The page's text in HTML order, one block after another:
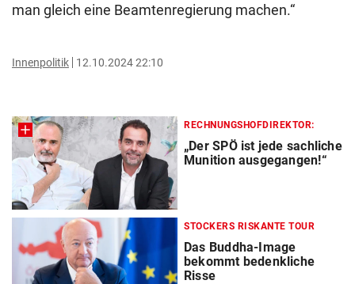
man gleich eine Beamtenregierung machen.“
Innenpolitik 12.10.2024 22:10
RECHNUNGSHOFDIREKTOR:
„Der SPÖ ist jede sachliche
Munition ausgegangen!“
STOCKERS RISKANTE TOUR
Das Buddha-Image
bekommt bedenkliche
Risse